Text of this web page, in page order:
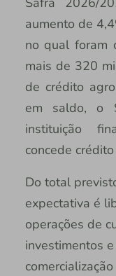
aumento de
no qual foram
mais de 320
de crédito
em saldo, o
instituição
concede
Do total
expectativa é
operações de
investimentos